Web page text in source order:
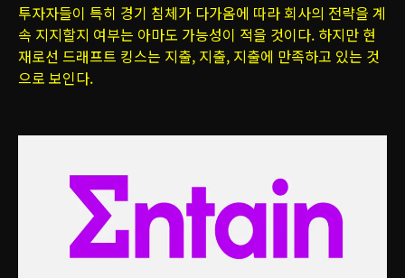
투자자들이 특히 경기 침체가 다가옴에 따라 회사의 전략을 계
속 지지할지 여부는 아마도 가능성이 적을 것이다. 하지만 현
재로선 드래프트 킹스는 지출, 지출, 지출에 만족하고 있는 것
으로 보인다.